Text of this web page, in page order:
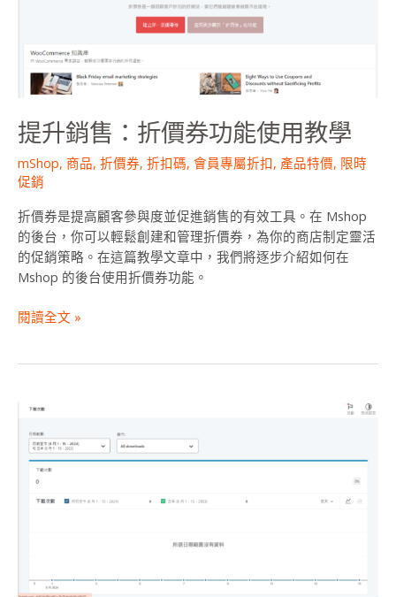
提升銷售：折價券功能使用教學
mShop, 商品, 折價券, 折扣碼, 會員專屬折扣, 產品特價, 限時
促銷
折價券是提高顧客參與度並促進銷售的有效工具。在 Mshop
的後台，你可以輕鬆創建和管理折價券，為你的商店制定靈活
的促銷策略。在這篇教學文章中，我們將逐步介紹如何在
Mshop 的後台使用折價券功能。
教
閱讀全文 »
如
用
WordPress